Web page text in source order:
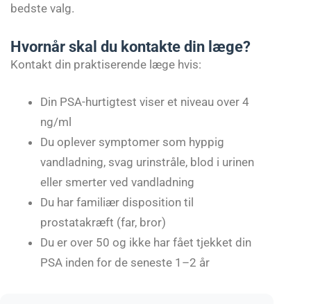
bedste valg.
Hvornår skal du kontakte din læge?
Kontakt din praktiserende læge hvis:
Din PSA-hurtigtest viser et niveau over 4
ng/ml
Du oplever symptomer som hyppig
vandladning, svag urinstråle, blod i urinen
eller smerter ved vandladning
Du har familiær disposition til
prostatakræft (far, bror)
Du er over 50 og ikke har fået tjekket din
PSA inden for de seneste 1–2 år